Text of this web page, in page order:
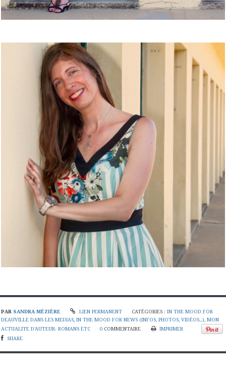
PAR SANDRA MÉZIÈRE LIEN PERMANENT CATÉGORIES :IN THE MOOD FOR
DEAUVILLE DANS LES MEDIAS, IN THE MOOD FOR NEWS (INFOS, PHOTOS, VIDÉOS...), MON
ACTUALITE D'AUTEUR: ROMANS ETC
0 COMMENTAIRE
IMPRIMER
SHARE